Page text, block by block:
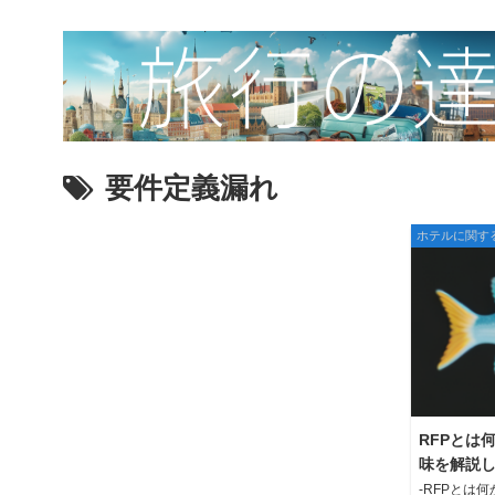
要件定義漏れ
ホテルに関す
RFPとは
味を解説
-RFPとは何